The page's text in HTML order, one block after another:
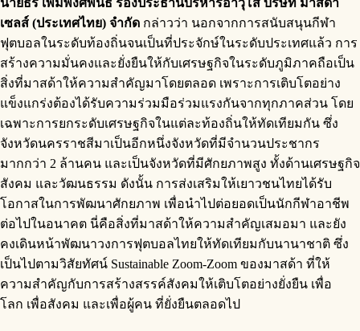
เซลส์ (ประเทศไทย) จำกัด กล่าวว่า นอกจากการสนับสนุนกีฬา
ฟุตบอลในระดับท้องถิ่นจนเป็นที่ประจักษ์ในระดับประเทศแล้ว การ
สร้างความมั่นคงและยั่งยืนให้กับเศรษฐกิจในระดับภูมิภาคถือเป็น
สิ่งที่มาสด้าให้ความสำคัญมาโดยตลอด เพราะการเติบโตอย่าง
แข็งแกร่งต้องได้รับความร่วมมือร่วมแรงกันจากทุกภาคส่วน โดย
เฉพาะการยกระดับเศรษฐกิจในแต่ละท้องถิ่นให้ทัดเทียมกัน ซึ่ง
จังหวัดนครราชสีมาเป็นอีกหนึ่งจังหวัดที่มีจำนวนประชากร
มากกว่า 2 ล้านคน และเป็นจังหวัดที่มีศักยภาพสูง ทั้งด้านเศรษฐกิจ
สังคม และวัฒนธรรม ดังนั้น การส่งเสริมให้เยาวชนไทยได้รับ
โอกาสในการพัฒนาศักยภาพ เพื่อนำไปต่อยอดเป็นนักกีฬาอาชีพ
ต่อไปในอนาคต นี่คือสิ่งที่มาสด้าให้ความสำคัญเสมอมา และยัง
คงเดินหน้าพัฒนาวงการฟุตบอลไทยให้ทัดเทียมกับนานาชาติ ซึ่ง
เป็นไปตามวิสัยทัศน์ Sustainable Zoom-Zoom ของมาสด้า ที่ให้
ความสำคัญกับการสร้างสรรค์สังคมให้เติบโตอย่างยั่งยืน เพื่อ
โลก เพื่อสังคม และเพื่อผู้คน ที่ยั่งยืนตลอดไป